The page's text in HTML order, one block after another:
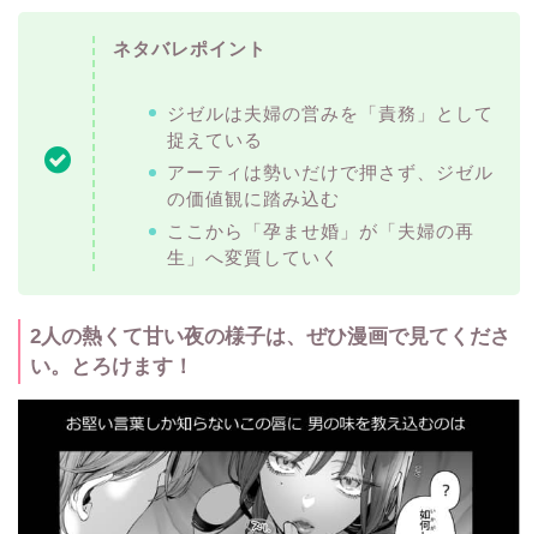
ネタバレポイント
ジゼルは夫婦の営みを「責務」として
捉えている
アーティは勢いだけで押さず、ジゼル
の価値観に踏み込む
ここから「孕ませ婚」が「夫婦の再
生」へ変質していく
2人の熱くて甘い夜の様子は、ぜひ漫画で見てくださ
い。とろけます！